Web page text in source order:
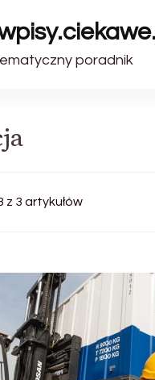
poradnik
z 3 artykułów